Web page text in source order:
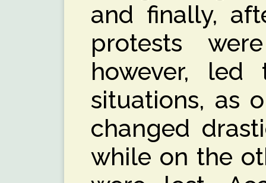
and finally,
protests
however, led
situations, as
changed
while on the